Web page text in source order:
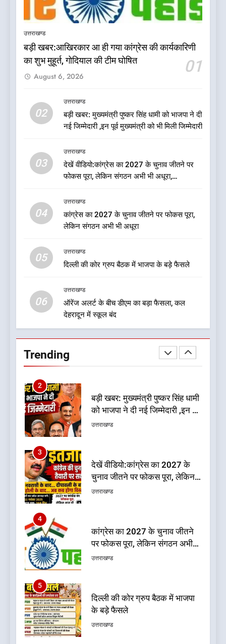
उत्तराखण्ड
बड़ी खबर:आखिरकार आ ही गया कांग्रेस की कार्यकारिणी
का शुभ मुहूर्त, गोदियाल की टीम घोषित
01
August 6, 2026
02
उत्तराखण्ड
बड़ी खबर: मुख्यमंत्री पुष्कर सिंह धामी को भाजपा ने दी
नई जिम्मेदारी ,इन पूर्व मुख्यमंत्री को भी मिली जिम्मेदारी
03
उत्तराखण्ड
देखें वीडियो:कांग्रेस का 2027 के चुनाव जीतने पर
फोकस पूरा, लेकिन संगठन अभी भी अधूरा,
04
उत्तराखण्ड
कांग्रेस का 2027 के चुनाव जीतने पर फोकस पूरा,
लेकिन संगठन अभी भी अधूरा
05
उत्तराखण्ड
दिल्ली की कोर ग्रुप बैठक में भाजपा के बड़े फैसले
06
उत्तराखण्ड
ऑरेंज अलर्ट के बीच डीएम का बड़ा फैसला, कल
देहरादून में स्कूल बंद
Trending
दिल्ली की कोर ग्रुप बैठक में भाजपा
के बड़े फैसले
6
ऑरेंज अलर्ट के बीच डीएम का बड़ा
उत्तराखण्ड
लिए एडवोकेट ललित मोहन जोशी को
मिला ‘घन्ना भाई सम्मान-2026
1
गोदियाल की टीम घोषित
उत्तराखण्ड
2
बड़ी खबर: मुख्यमंत्री पुष्कर सिंह धामी
को भाजपा ने दी नई जिम्मेदारी ,इन पूर्व
3
देखें वीडियो:कांग्रेस का 2027 के
4
कांग्रेस का 2027 के चुनाव जीतने
5
दिल्ली की कोर ग्रुप बैठक में भाजपा
6
ऑरेंज अलर्ट के बीच डीएम का बड़ा